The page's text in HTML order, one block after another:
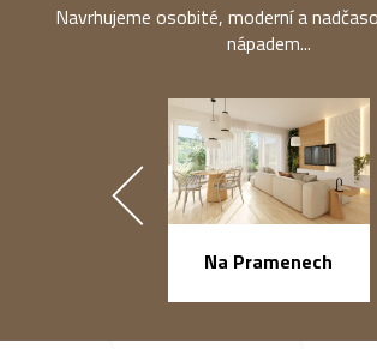
Navrhujeme osobité, moderní a
nápadem...
Na Pramenech